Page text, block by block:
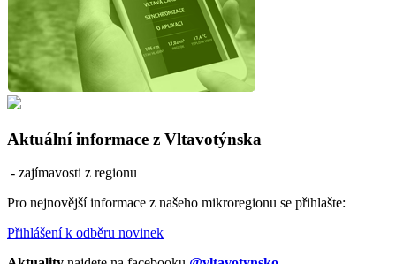
Aktuální informace z Vltavotýnska
- zajímavosti z regionu
Pro nejnovější informace z našeho mikroregionu se přihlašte:
Přihlášení k odběru novinek